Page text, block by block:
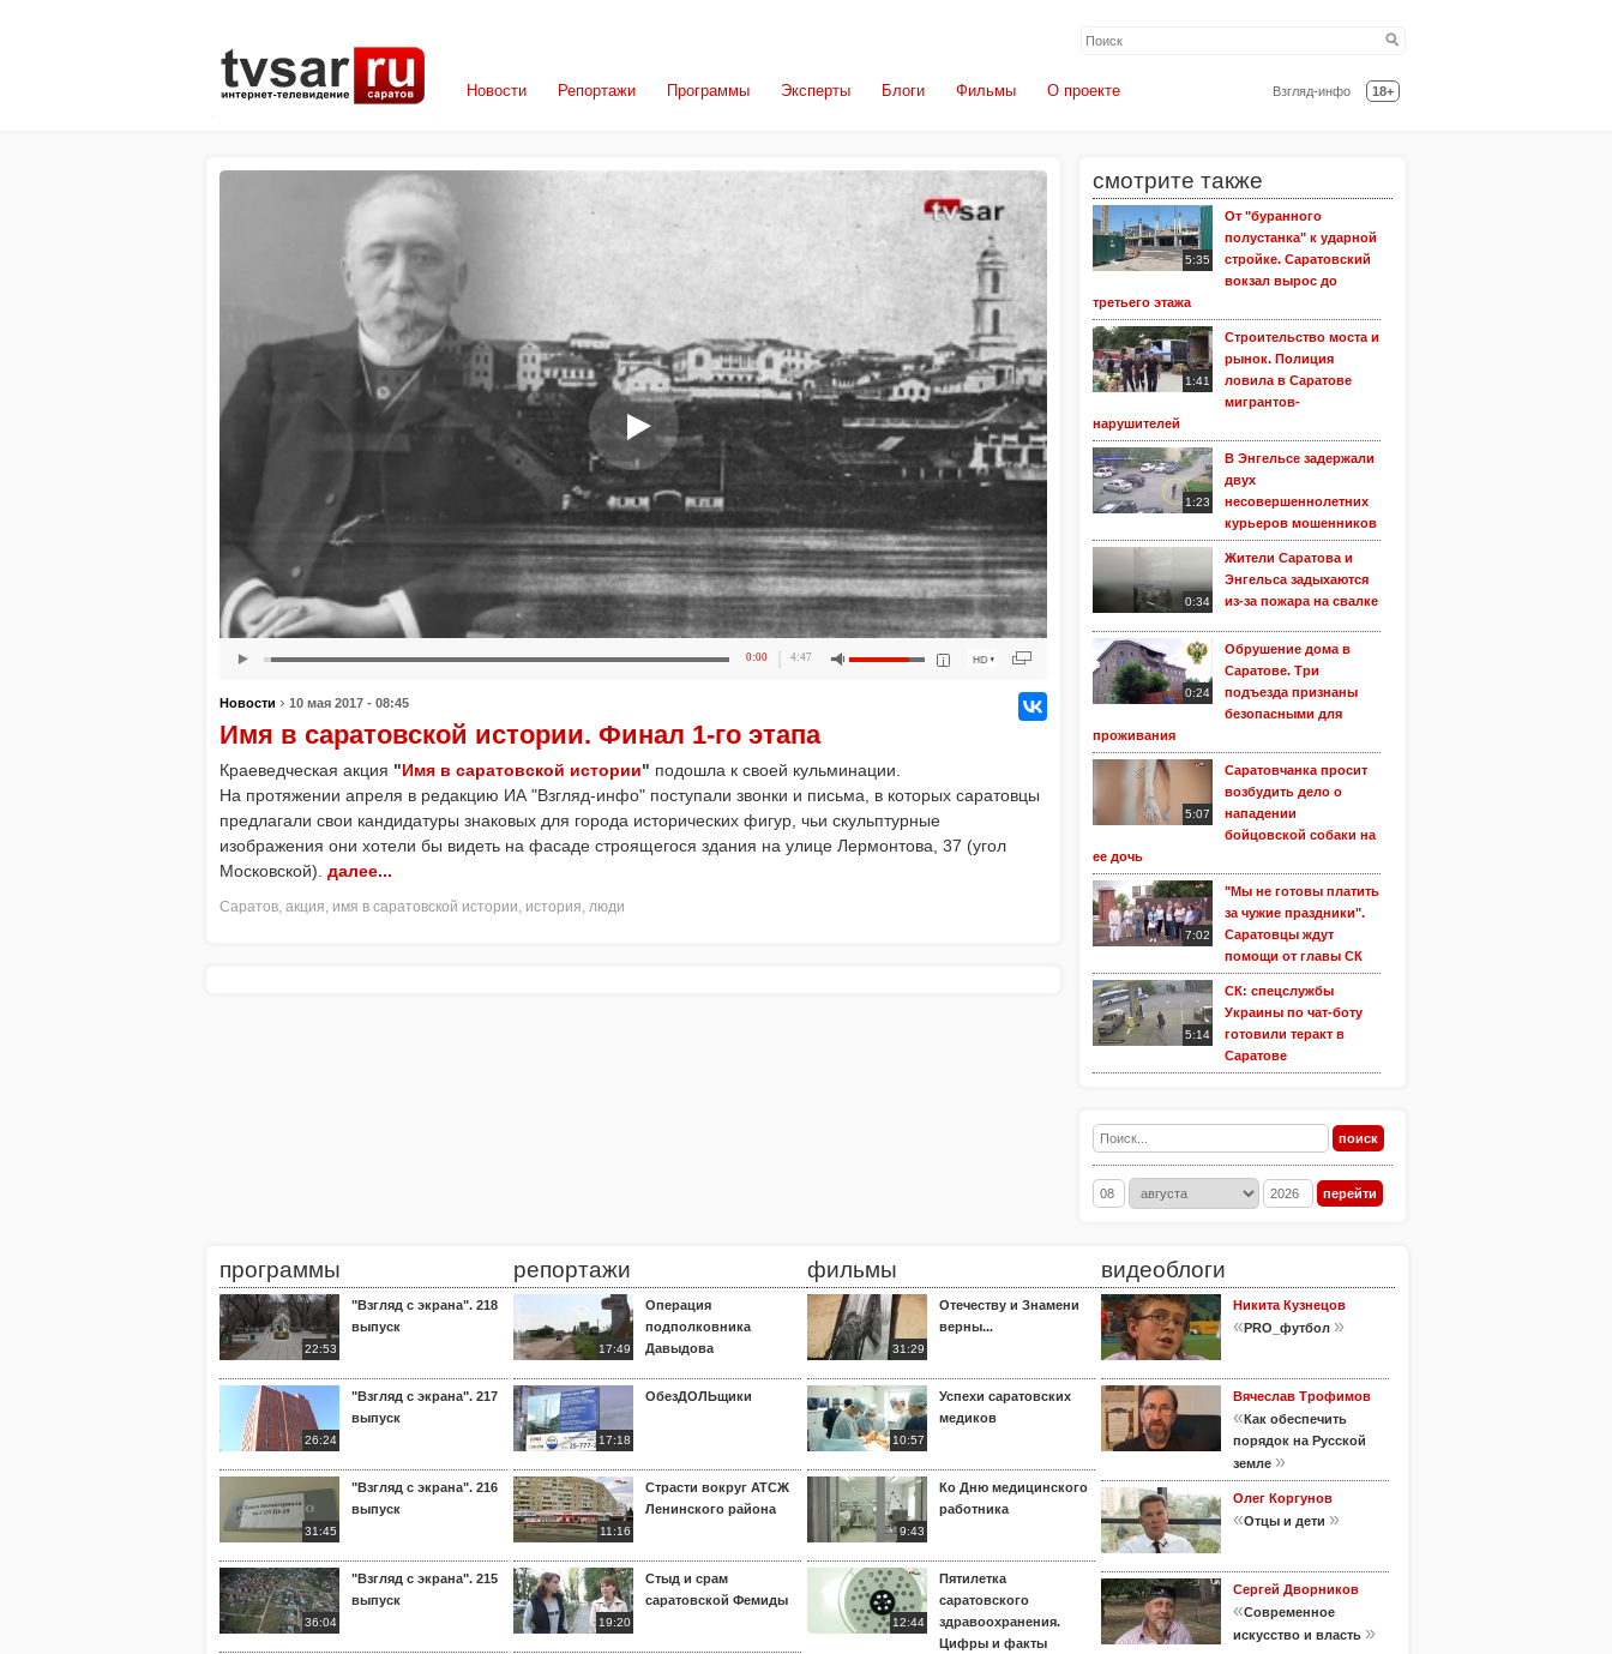
Взгляд-инфо 18+
Новости Репортажи Программы Эксперты Блоги Фильмы О проекте
смотрите также
5:35
От "буранного
полустанка" к ударной
стройке. Саратовский
вокзал вырос до
третьего этажа
1:41
Строительство моста и
рынок. Полиция
ловила в Саратове
мигрантов-
нарушителей
1:23
В Энгельсе задержали
двух
несовершеннолетних
курьеров мошенников
0:34
Жители Саратова и
Энгельса задыхаются
из-за пожара на свалке
0:24
Обрушение дома в
Саратове. Три
подъезда признаны
безопасными для
проживания
5:07
Саратовчанка просит
возбудить дело о
нападении
бойцовской собаки на
ее дочь
7:02
"Мы не готовы платить
за чужие праздники".
Саратовцы ждут
помощи от главы СК
5:14
СК: спецслужбы
Украины по чат-боту
готовили теракт в
Саратове
0:00 4:47
Новости › 10 мая 2017 - 08:45
Имя в саратовской истории. Финал 1-го этапа
Краеведческая акция "Имя в саратовской истории" подошла к своей кульминации.
На протяжении апреля в редакцию ИА "Взгляд-инфо" поступали звонки и письма, в которых саратовцы
предлагали свои кандидатуры знаковых для города исторических фигур, чьи скульптурные
изображения они хотели бы видеть на фасаде строящегося здания на улице Лермонтова, 37 (угол
Московской). далее...
Саратов, акция, имя в саратовской истории, история, люди
программы
22:53
"Взгляд с экрана". 218
выпуск
26:24
"Взгляд с экрана". 217
выпуск
31:45
"Взгляд с экрана". 216
выпуск
36:04
"Взгляд с экрана". 215
выпуск
репортажи
17:49
Операция
подполковника
Давыдова
17:18
ОбезДОЛЬщики
11:16
Страсти вокруг АТСЖ
Ленинского района
19:20
Стыд и срам
саратовской Фемиды
фильмы
31:29
Отечеству и Знамени
верны...
10:57
Успехи саратовских
медиков
9:43
Ко Дню медицинского
работника
12:44
Пятилетка
саратовского
здравоохранения.
Цифры и факты
видеоблоги
Никита Кузнецов
«PRO_футбол »
Вячеслав Трофимов
«Как обеспечить
порядок на Русской
земле »
Олег Коргунов
«Отцы и дети »
Сергей Дворников
«Современное
искусство и власть »